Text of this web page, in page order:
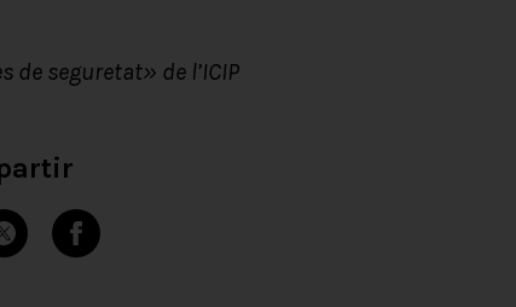
de seguretat» de l’ICIP